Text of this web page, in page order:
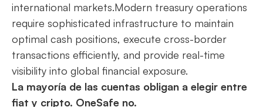
international markets.Modern treasury operations
require sophisticated infrastructure to maintain
optimal cash positions, execute cross-border
transactions efficiently, and provide real-time
visibility into global financial exposure.
La mayoría de las cuentas obligan a elegir entre
fiat y cripto. OneSafe no.